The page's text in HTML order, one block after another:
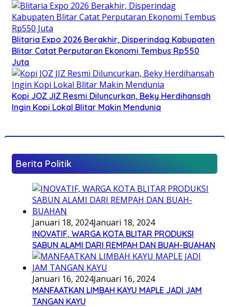
Blitaria Expo 2026 Berakhir, Disperindag Kabupaten
Blitar Catat Perputaran Ekonomi Tembus Rp550
Juta
Kopi JOZ JIZ Resmi Diluncurkan, Beky Herdihansah
Ingin Kopi Lokal Blitar Makin Mendunia
Berita Politik
Januari 18, 2024Januari 18, 2024
INOVATIF, WARGA KOTA BLITAR PRODUKSI
SABUN ALAMI DARI REMPAH DAN BUAH-BUAHAN
Januari 16, 2024Januari 16, 2024
MANFAATKAN LIMBAH KAYU MAPLE JADI JAM
TANGAN KAYU